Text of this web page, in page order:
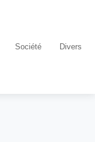
Société Divers